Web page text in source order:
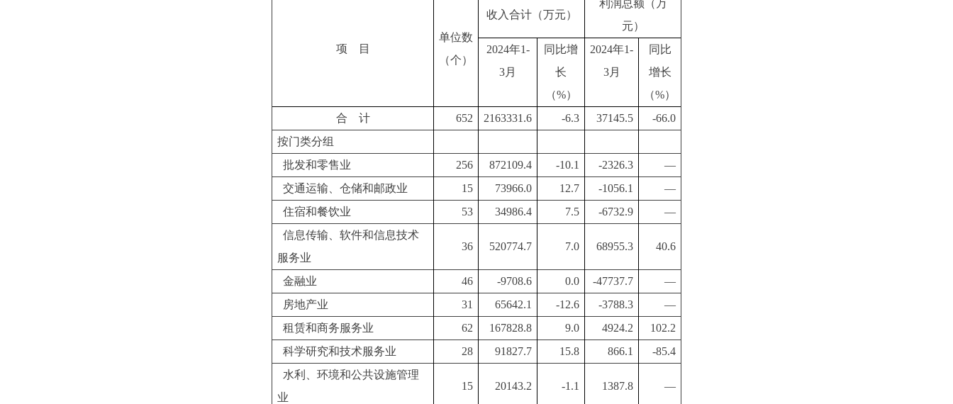
项 目
单位数
（个）
收入合计（万元）
利润总额（万
元）
2024年1-
3月
同比增
长
（%）
2024年1-
3月
同比
增长
（%）
合 计
652 2163331.6 -6.3 37145.5
-66.0
按门类分组
批发和零售业
256 872109.4 -10.1 -2326.3
—
交通运输、仓储和邮政业
15 73966.0 12.7 -1056.1
—
住宿和餐饮业
53 34986.4 7.5 -6732.9
—
信息传输、软件和信息技术
服务业
36 520774.7 7.0 68955.3 40.6
金融业 46 -9708.6 0.0 -47737.7
—
房地产业
31 65642.1 -12.6 -3788.3
—
租赁和商务服务业
62 167828.8 9.0 4924.2
102.2
科学研究和技术服务业
28 91827.7 15.8 866.1
-85.4
水利、环境和公共设施管理
业
15 20143.2 -1.1 1387.8 —